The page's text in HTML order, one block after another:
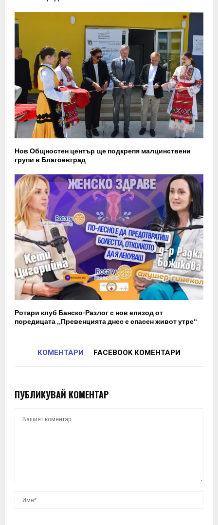
Нов Общностен център ще подкрепя малцинствени
групи в Благоевград
Ротари клуб Банско-Разлог с нов епизод от
поредицата „Превенцията днес е спасен живот утре“
КОМЕНТАРИ FACEBOOK КОМЕНТАРИ
ПУБЛИКУВАЙ КОМЕНТАР